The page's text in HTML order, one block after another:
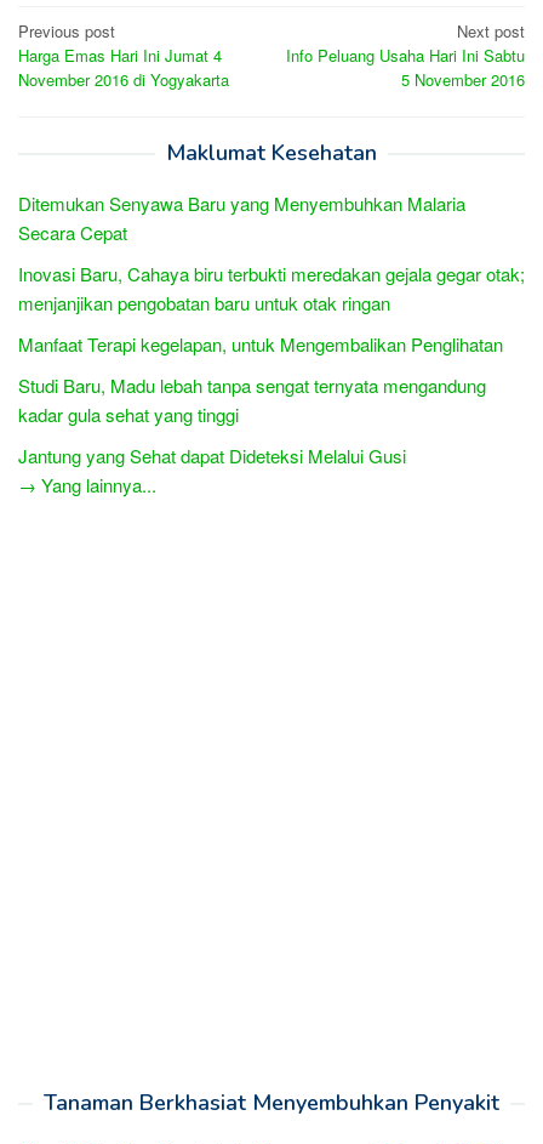
Post
navigation
Previous post
Harga Emas Hari Ini Jumat 4
November 2016 di Yogyakarta
Next post
Info Peluang Usaha Hari Ini Sabtu
5 November 2016
Maklumat Kesehatan
Ditemukan Senyawa Baru yang Menyembuhkan Malaria
Secara Cepat
Inovasi Baru, Cahaya biru terbukti meredakan gejala gegar otak;
menjanjikan pengobatan baru untuk otak ringan
Manfaat Terapi kegelapan, untuk Mengembalikan Penglihatan
Studi Baru, Madu lebah tanpa sengat ternyata mengandung
kadar gula sehat yang tinggi
Jantung yang Sehat dapat Dideteksi Melalui Gusi
→ Yang lainnya...
Tanaman Berkhasiat Menyembuhkan Penyakit